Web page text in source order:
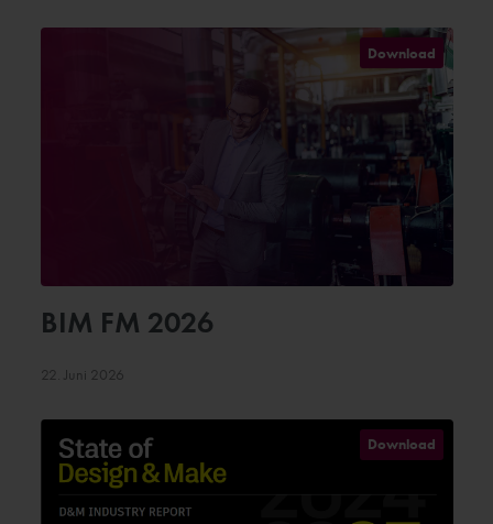
Download
BIM FM 2026
22. Juni 2026
Download